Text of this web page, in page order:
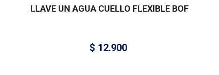
LLAVE UN AGUA CUELLO FLEXIBLE BOF
$ 12.900